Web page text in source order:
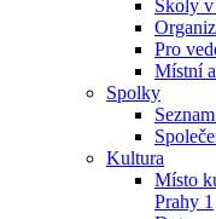
Školy
Pro
Místní
Spolky
Kultura
Místo
Prahy 1